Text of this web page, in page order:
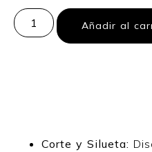
Añadir al
Corte y Silueta: